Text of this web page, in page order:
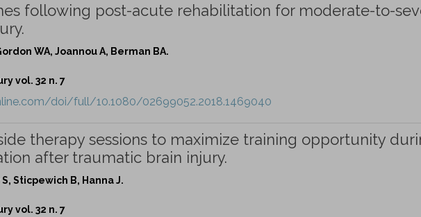
following post-acute rehabilitation for moderate-to-
WA, Joannou A, Berman BA.
vol. 32 n. 7
doi/full/10.1080/02699052.2018.1469040
therapy sessions to maximize training opportunity
after traumatic brain injury.
Sticpewich B, Hanna J.
vol. 32 n. 7